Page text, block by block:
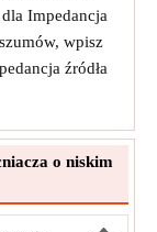
Impedancja
wpisz
źródła
o niskim